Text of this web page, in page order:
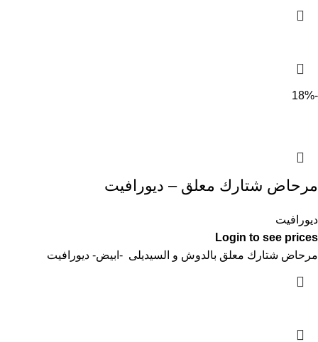
-18%
مرحاض شتارك معلق – ديورافيت
ديورافيت
Login to see prices
مرحاض شتارك معلق بالدوش و السيديلى -ابيض- ديورافيت